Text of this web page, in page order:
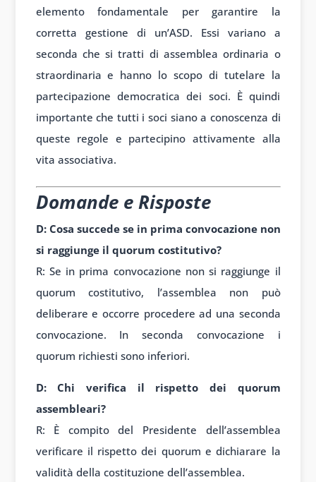
elemento fondamentale per garantire la
corretta gestione di un’ASD. Essi variano a
seconda che si tratti di assemblea ordinaria o
straordinaria e hanno lo scopo di tutelare la
partecipazione democratica dei soci. È quindi
importante che tutti i soci siano a conoscenza di
queste regole e partecipino attivamente alla
vita associativa.
Domande e Risposte
D: Cosa succede se in prima convocazione non
si raggiunge il quorum costitutivo?
R: Se in prima convocazione non si raggiunge il
quorum costitutivo, l’assemblea non può
deliberare e occorre procedere ad una seconda
convocazione. In seconda convocazione i
quorum richiesti sono inferiori.
D: Chi verifica il rispetto dei quorum
assembleari?
R: È compito del Presidente dell’assemblea
verificare il rispetto dei quorum e dichiarare la
validità della costituzione dell’assemblea.